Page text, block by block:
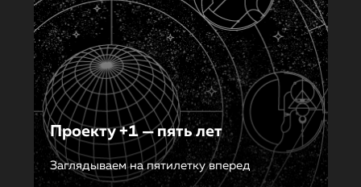
Проекту +1 — пять лет
Заглядываем на пятилетку вперед